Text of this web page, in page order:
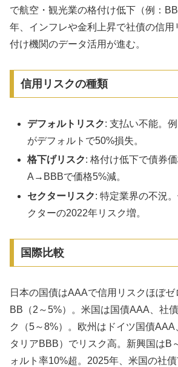
で航空・観光業の格付け低下（例：
年、インフレや金利上昇で社債の信用
付け機関のデータ活用が進む。
信用リスクの種類
デフォルトリスク: 支払い不能。
がデフォルトで50%損失。
格下げリスク: 格付け低下で債券
A→BBBで価格5%減。
セクターリスク: 特定業界の不況
クターの2022年リスク増。
国際比較
日本の国債はAAAで信用リスクほぼゼ
BB（2～5%）。米国は国債AAA、社
ク（5～8%）。欧州はドイツ国債AAA
タリアBBB）でリスク高。新興国はB
ォルト率10%超。2025年、米国の社